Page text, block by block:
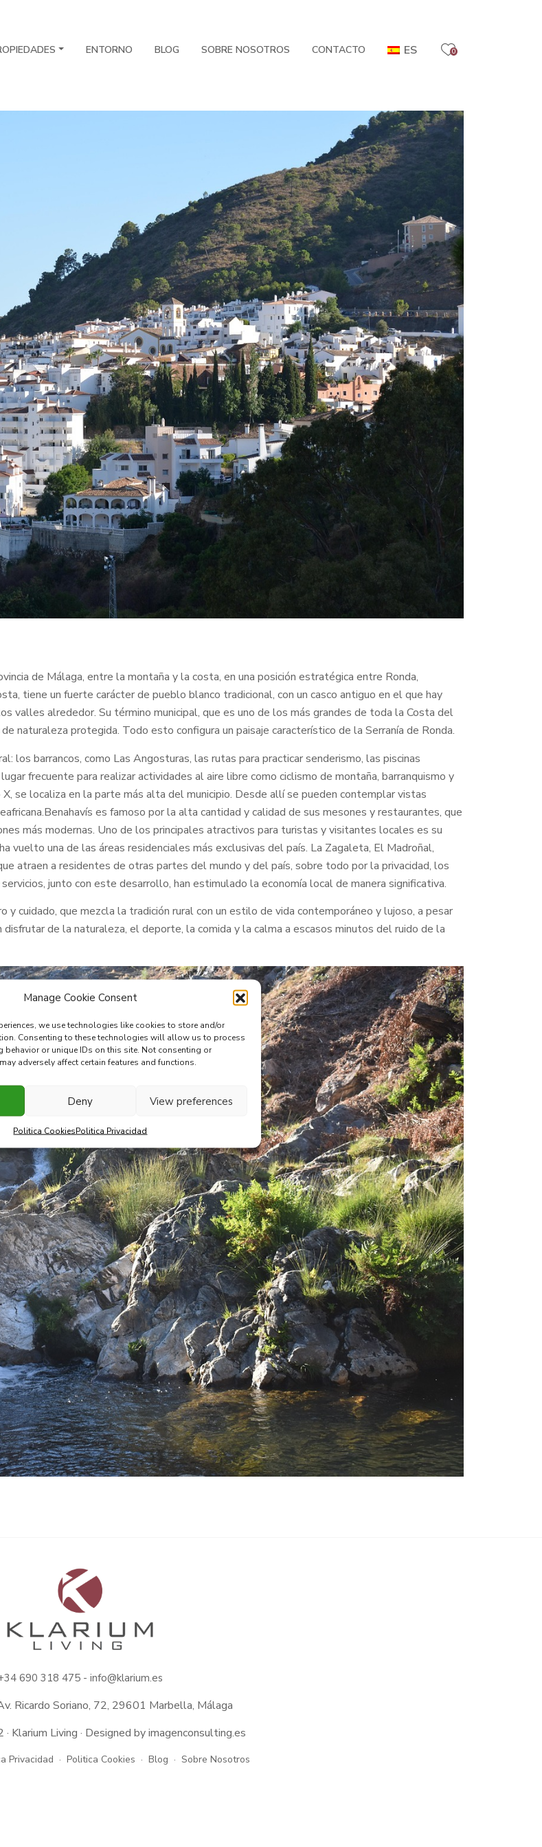
Manage Cookie Consent
we use technologies like cookies to store and/or
Consenting to these technologies will allow us to process
behavior or unique IDs on this site. Not consenting or
adversely affect certain features and functions.
Deny View preferences
Politica CookiesPolitica Privacidad
ENTORNO BLOG SOBRE NOSOTROS CONTACTO ES 0
de Málaga, entre la montaña y la costa, en una posición estratégica entre Ronda,
tiene un fuerte carácter de pueblo blanco tradicional, con un casco antiguo en el que hay
valles alrededor. Su término municipal, que es uno de los más grandes de toda la Costa del
naturaleza protegida. Todo esto configura un paisaje característico de la Serranía de Ronda.
los barrancos, como Las Angosturas, las rutas para practicar senderismo, las piscinas
frecuente para realizar actividades al aire libre como ciclismo de montaña, barranquismo y
se localiza en la parte más alta del municipio. Desde allí se pueden contemplar vistas
es famoso por la alta cantidad y calidad de sus mesones y restaurantes, que
más modernas. Uno de los principales atractivos para turistas y visitantes locales es su
vuelto una de las áreas residenciales más exclusivas del país. La Zagaleta, El Madroñal,
atraen a residentes de otras partes del mundo y del país, sobre todo por la privacidad, los
junto con este desarrollo, han estimulado la economía local de manera significativa.
y cuidado, que mezcla la tradición rural con un estilo de vida contemporáneo y lujoso, a pesar
de la naturaleza, el deporte, la comida y la calma a escasos minutos del ruido de la
690 318 475 - info@klarium.es
Ricardo Soriano, 72, 29601 Marbella, Málaga
Klarium Living · Designed byimagenconsulting.es
Privacidad Politica Cookies Blog Sobre Nosotros